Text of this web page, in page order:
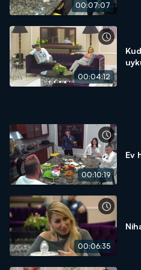
00:07:07
00:04:12
00:10:19
Ev
00:06:35